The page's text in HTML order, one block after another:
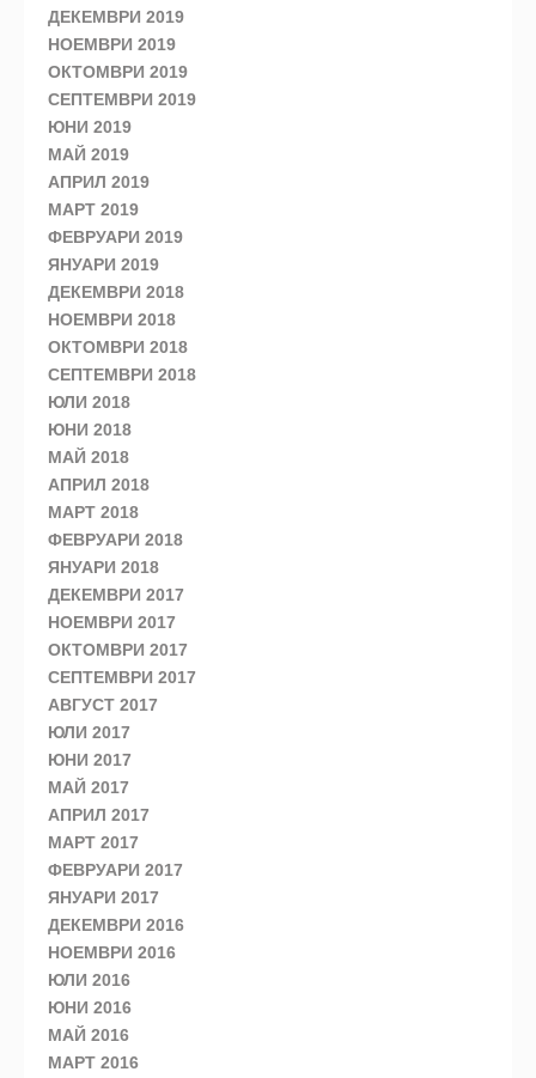
ДЕКЕМВРИ 2019
НОЕМВРИ 2019
ОКТОМВРИ 2019
СЕПТЕМВРИ 2019
ЮНИ 2019
МАЙ 2019
АПРИЛ 2019
МАРТ 2019
ФЕВРУАРИ 2019
ЯНУАРИ 2019
ДЕКЕМВРИ 2018
НОЕМВРИ 2018
ОКТОМВРИ 2018
СЕПТЕМВРИ 2018
ЮЛИ 2018
ЮНИ 2018
МАЙ 2018
АПРИЛ 2018
МАРТ 2018
ФЕВРУАРИ 2018
ЯНУАРИ 2018
ДЕКЕМВРИ 2017
НОЕМВРИ 2017
ОКТОМВРИ 2017
СЕПТЕМВРИ 2017
АВГУСТ 2017
ЮЛИ 2017
ЮНИ 2017
МАЙ 2017
АПРИЛ 2017
МАРТ 2017
ФЕВРУАРИ 2017
ЯНУАРИ 2017
ДЕКЕМВРИ 2016
НОЕМВРИ 2016
ЮЛИ 2016
ЮНИ 2016
МАЙ 2016
МАРТ 2016